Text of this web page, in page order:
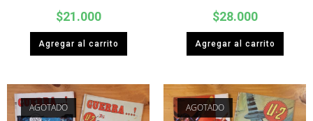
$21.000
Agregar al carrito
$28.000
Agregar al carrito
AGOTADO AGOTADO